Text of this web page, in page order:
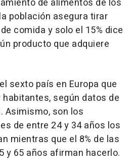
de alimentos de los
población asegura tirar
comida y solo el 15% dice
producto que adquiere
sexto país en Europa que
según datos de
Asimismo, son los
de entre 24 y 34 años los
mientras que el 8% de las
y 65 años afirman hacerlo.